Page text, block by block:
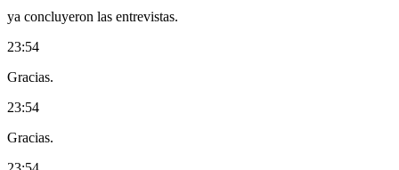
ya concluyeron las entrevistas.
23:54
Gracias.
23:54
Gracias.